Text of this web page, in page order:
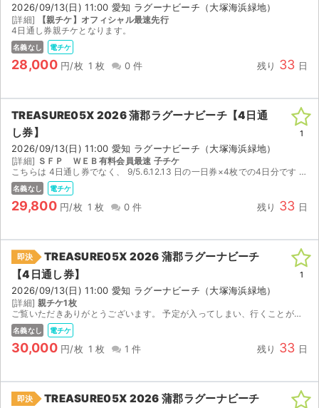
サイト情報
チケットジャム運営会社
チケットジャム利用規約
プライバシーポリシー
特定商取引法に基づく表記
2026/09/13(日) 11:00 愛知 ラグーナビーチ（大塚海浜緑地）
[詳細]
【親チケ】オフィシャル最速先行
4日通し券親チケとなります。
名義なし 電チケ
28,000 円/枚 1 枚 0 件 残り 33 日
TREASURE05X 2026 蒲郡ラグーナビーチ【4日通
し券】
2026/09/13(日) 11:00 愛知 ラグーナビーチ（大塚海浜緑地）
[詳細] ＳＦＰ ＷＥＢ有料会員最速 子チケ
こちらは 4日通し券でなく、 9/5.6.12.13 日の一日券×4枚での4日分です アプリで分配します
名義なし 電チケ
29,800 円/枚 1 枚 0 件 残り 33 日
1
即決
TREASURE05X 2026 蒲郡ラグーナビーチ
【4日通し券】
2026/09/13(日) 11:00 愛知 ラグーナビーチ（大塚海浜緑地）
[詳細] 親チケ1枚
ご覧いただきありがとうございます。 予定が入ってしまい、行くことが難しいので出品させていただきます。 よろしくお願いします。
名義なし 電チケ
30,000 円/枚 1 枚 1 件 残り 33 日
1
即決
TREASURE05X 2026 蒲郡ラグーナビーチ